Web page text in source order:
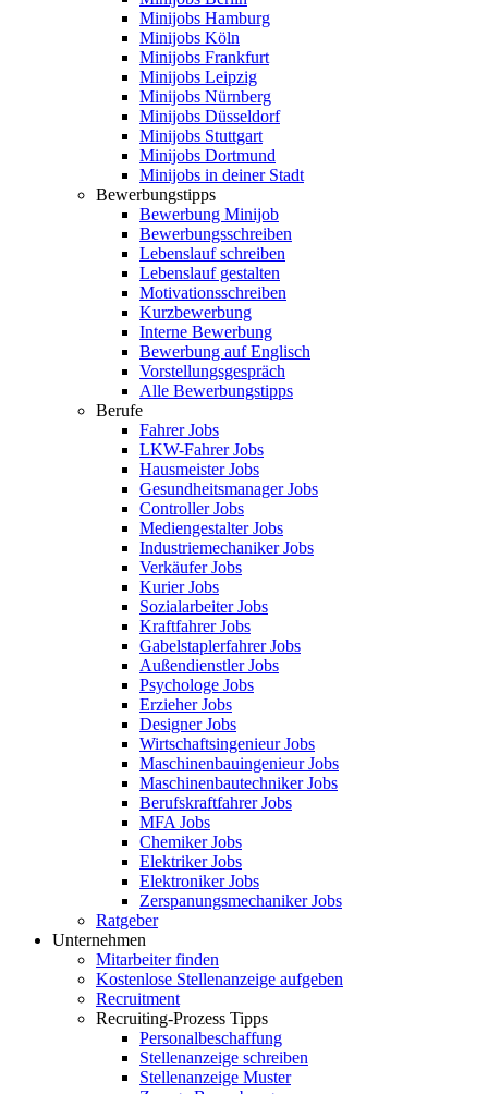
Minijobs Hamburg
Minijobs Köln
Minijobs Frankfurt
Minijobs Leipzig
Minijobs Nürnberg
Minijobs Düsseldorf
Minijobs Stuttgart
Minijobs Dortmund
Minijobs in deiner Stadt
Bewerbungstipps
Bewerbung Minijob
Bewerbungsschreiben
Lebenslauf schreiben
Lebenslauf gestalten
Motivationsschreiben
Kurzbewerbung
Interne Bewerbung
Bewerbung auf Englisch
Vorstellungsgespräch
Alle Bewerbungstipps
Berufe
Fahrer Jobs
LKW-Fahrer Jobs
Hausmeister Jobs
Gesundheitsmanager Jobs
Controller Jobs
Mediengestalter Jobs
Industriemechaniker Jobs
Verkäufer Jobs
Kurier Jobs
Sozialarbeiter Jobs
Kraftfahrer Jobs
Gabelstaplerfahrer Jobs
Außendienstler Jobs
Psychologe Jobs
Erzieher Jobs
Designer Jobs
Wirtschaftsingenieur Jobs
Maschinenbauingenieur Jobs
Maschinenbautechniker Jobs
Berufskraftfahrer Jobs
MFA Jobs
Chemiker Jobs
Elektriker Jobs
Elektroniker Jobs
Zerspanungsmechaniker Jobs
Ratgeber
Unternehmen
Mitarbeiter finden
Kostenlose Stellenanzeige aufgeben
Recruitment
Recruiting-Prozess Tipps
Personalbeschaffung
Stellenanzeige schreiben
Stellenanzeige Muster